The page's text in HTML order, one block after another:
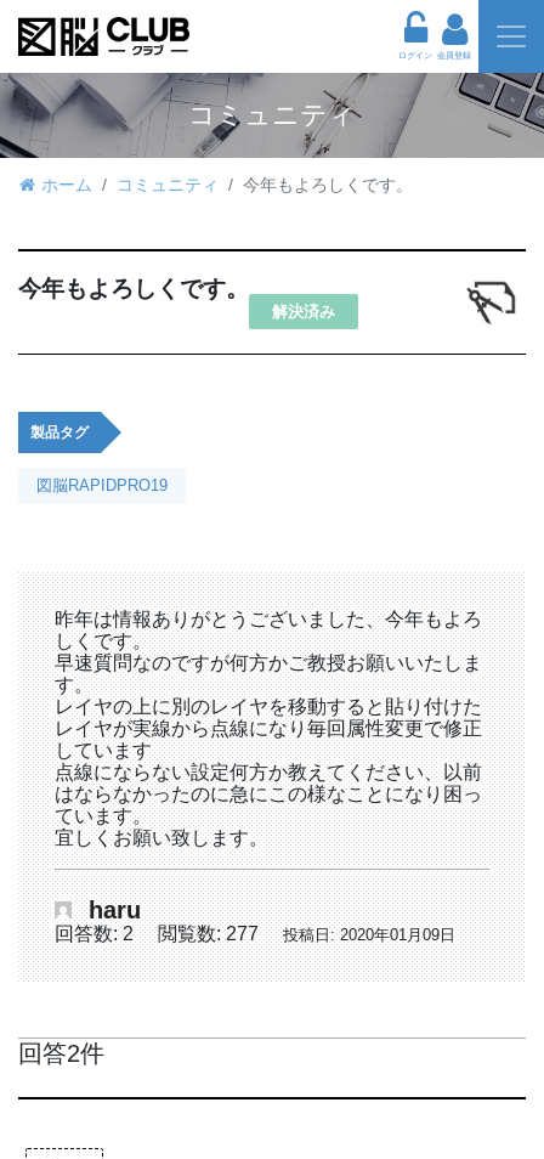
ログイン 会員登録
コミュニティ
ホーム コミュニティ 今年もよろしくです。
今年もよろしくです。
解決済み
製品タグ
図脳RAPIDPRO19
昨年は情報ありがとうございました、今年もよろ
しくです。
早速質問なのですが何方かご教授お願いいたしま
す。
レイヤの上に別のレイヤを移動すると貼り付けた
レイヤが実線から点線になり毎回属性変更で修正
しています
点線にならない設定何方か教えてください、以前
はならなかったのに急にこの様なことになり困っ
ています。
宜しくお願い致します。
haru
回答数: 2 閲覧数: 277 投稿日: 2020年01月09日
回答2件